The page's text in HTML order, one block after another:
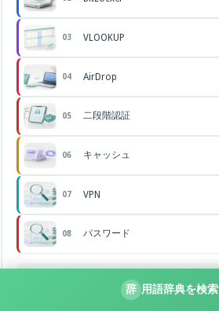
03 VLOOKUP
04 AirDrop
05 二段階認証
06 キャッシュ
07 VPN
08 パスワード
辞 用語辞典を検索